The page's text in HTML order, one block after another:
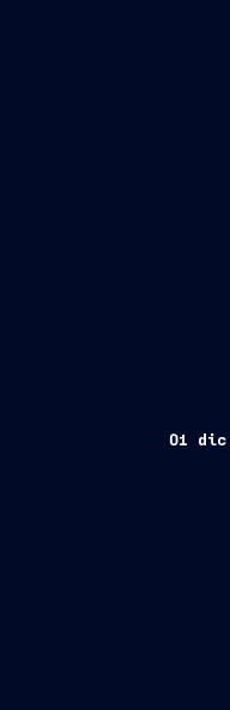
01 dic